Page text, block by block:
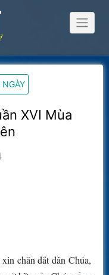
XVI Mùa
chăn dắt dân Chúa,